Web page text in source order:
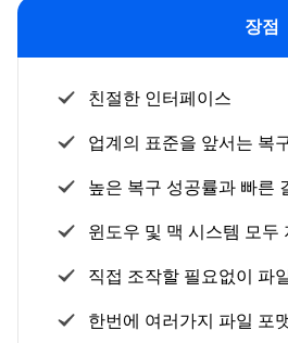
장점
친절한 인터페이스
업계의 표준을 앞서는 복
높은 복구 성공률과 빠른
윈도우 및 맥 시스템 모두
직접 조작할 필요없이 파
한번에 여러가지 파일 포